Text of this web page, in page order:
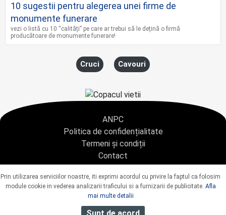
10 sugestii pentru alegerea unei firme de
monumente funerare
vezi o listă cu 10 “calități” pe care ar trebui să le dețină o firmă
producătoare de monumente funerare!
Cruci Cavouri
ANPC
Politica de confidențialitate
Termeni și condiții
Contact
Copyright © 2021 - AGENTIA CONDOLEANTE.RO SRL - toate drepturile rezervate
J40/9967/2020 CUI: 42925428
Prin utilizarea serviciilor noastre, iti exprimi acordul cu privire la faptul ca folosim
module cookie in vederea analizarii traficului si a furnizarii de publicitate. Afla
mai multe detalii